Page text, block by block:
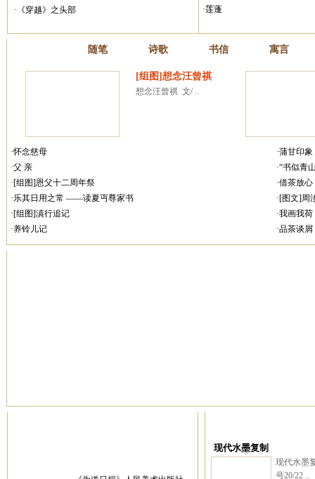
·《穿越》之头部 ·莲蓬
随笔 诗歌 书信 寓言
[组图]想念汪曾祺
想念汪曾祺  文/ ..
·怀念慈母
·蒲甘印象
·父 亲
·“书似青
·[组图]恩父十二周年祭
·借茶放心
·乐其日用之常 ——读夏丏尊家书
·[图文]
·[组图]滇行追记
·我画我荷
·养铃儿记
·品茶谈屑
现代水墨复制
现代水墨
号20/22 ..